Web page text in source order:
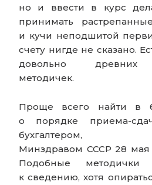
но и ввести в курс
принимать
и кучи неподшитой
счету нигде не сказано.
довольно древних
методичек.
Проще всего найти в
о порядке приема-
бухгалтером,
Минздравом СССР 28 мая
Подобные
к сведению, хотя